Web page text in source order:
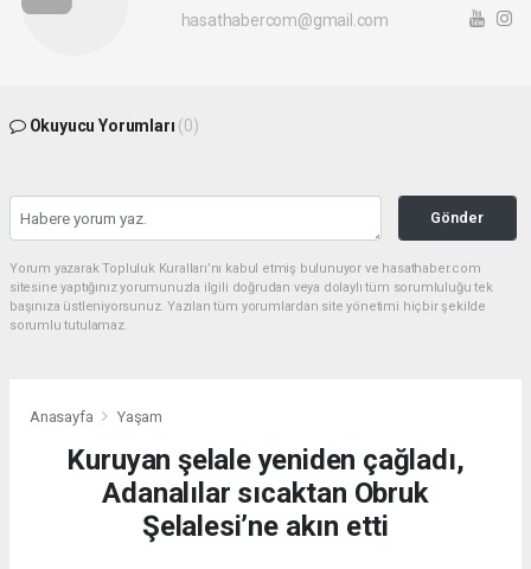
hasathabercom@gmail.com
Okuyucu Yorumları (0)
Gönder
Yorum yazarak Topluluk Kuralları’nı kabul etmiş bulunuyor ve hasathaber.com
sitesine yaptığınız yorumunuzla ilgili doğrudan veya dolaylı tüm sorumluluğu tek
başınıza üstleniyorsunuz. Yazılan tüm yorumlardan site yönetimi hiçbir şekilde
sorumlu tutulamaz.
Anasayfa Yaşam
Kuruyan şelale yeniden çağladı,
Adanalılar sıcaktan Obruk
Şelalesi’ne akın etti